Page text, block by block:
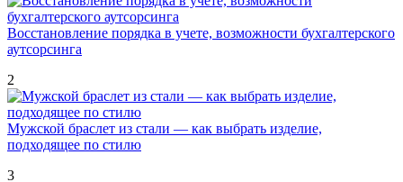
Восстановление порядка в учете, возможности бухгалтерского
аутсорсинга
2
Мужской браслет из стали — как выбрать изделие,
подходящее по стилю
3